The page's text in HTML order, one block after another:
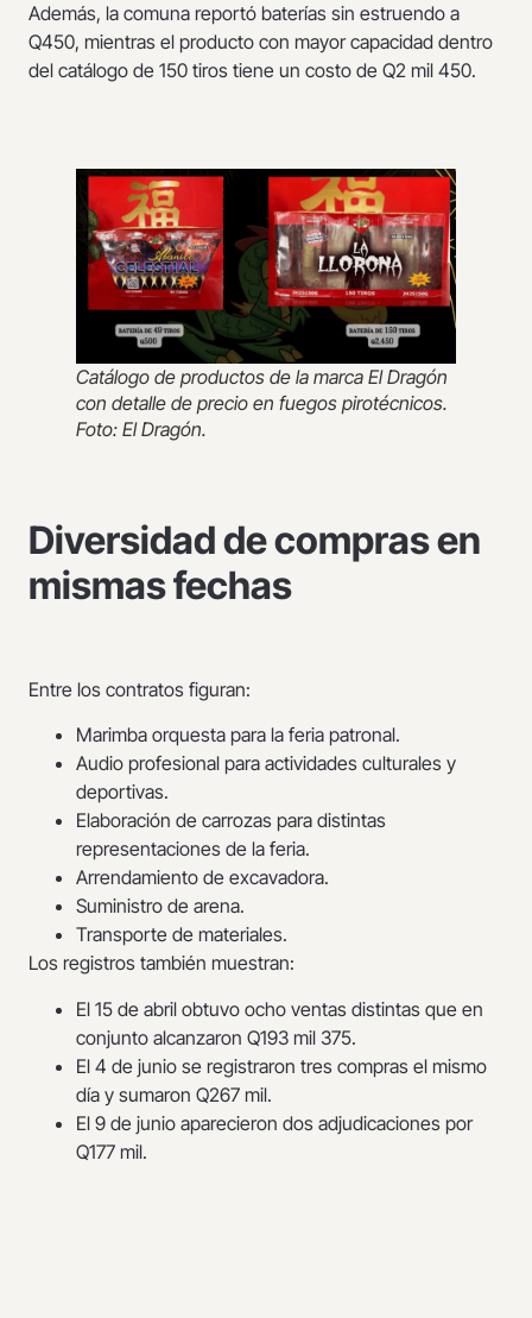
Además, la comuna reportó baterías sin estruendo a
Q450, mientras el producto con mayor capacidad dentro
del catálogo de 150 tiros tiene un costo de Q2 mil 450.
Catálogo de productos de la marca El Dragón
con detalle de precio en fuegos pirotécnicos.
Foto: El Dragón.
Diversidad de compras en
mismas fechas
Entre los contratos figuran:
Marimba orquesta para la feria patronal.
Audio profesional para actividades culturales y
deportivas.
Elaboración de carrozas para distintas
representaciones de la feria.
Arrendamiento de excavadora.
Suministro de arena.
Transporte de materiales.
Los registros también muestran:
El 15 de abril obtuvo ocho ventas distintas que en
conjunto alcanzaron Q193 mil 375.
El 4 de junio se registraron tres compras el mismo
día y sumaron Q267 mil.
El 9 de junio aparecieron dos adjudicaciones por
Q177 mil.